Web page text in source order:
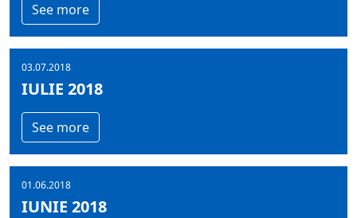
See more
03.07.2018
IULIE 2018
See more
01.06.2018
IUNIE 2018